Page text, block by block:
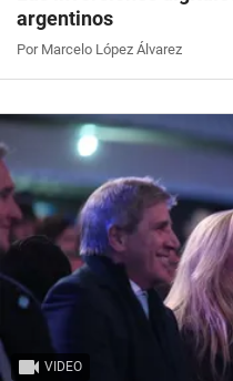
argentinos
Por Marcelo López Álvarez
VIDEO